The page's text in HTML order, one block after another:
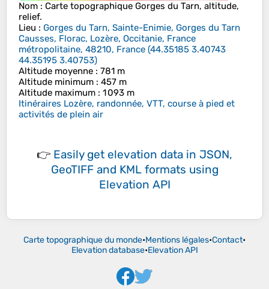
Nom : Carte topographique Gorges du Tarn, altitude,
relief.
Lieu : Gorges du Tarn, Sainte-Enimie, Gorges du Tarn
Causses, Florac, Lozère, Occitanie, France
métropolitaine, 48210, France (44.35185 3.40743
44.35195 3.40753)
Altitude moyenne : 781 m
Altitude minimum : 457 m
Altitude maximum : 1 093 m
Itinéraires Lozère, randonnée, VTT, course à pied et
activités de plein air
👉 Easily get elevation data in JSON,
GeoTIFF and KML formats using
Elevation API
Carte topographique du monde•Mentions légales•Contact•
Elevation database•Elevation API